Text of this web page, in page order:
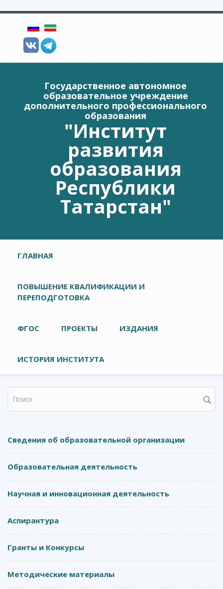
Государственное автономное
образовательное учреждение
дополнительного профессионального
образования
"Институт
развития
образования
Республики
Татарстан"
Главное меню
ГЛАВНАЯ
ПОВЫШЕНИЕ КВАЛИФИКАЦИИ И
ПЕРЕПОДГОТОВКА
ФГОС ПРОЕКТЫ ИЗДАНИЯ
ИСТОРИЯ ИНСТИТУТА
Форма поиска
Сведения об образовательной организации
Образовательная деятельность
Научная и инновационная деятельность
Аспирантура
Гранты и Конкурсы
Методические материалы